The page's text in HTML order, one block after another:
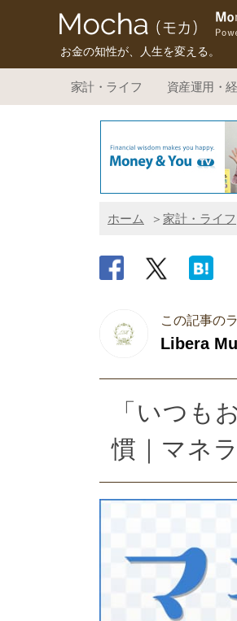
お金の知性が、人生を変える。
家計・ライフ 資産運用・
ホーム 家計・ライフ
この記事の
Libera
「いつも
慣｜マネ